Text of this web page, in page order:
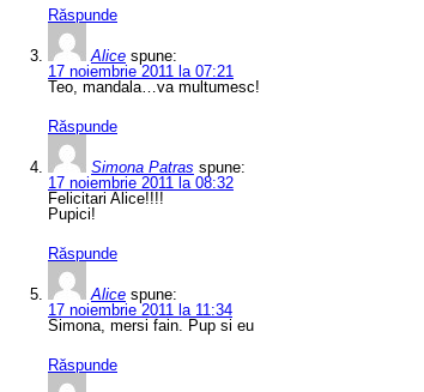
Răspunde
Alice spune:
17 noiembrie 2011 la 07:21
Teo, mandala…va multumesc!
Răspunde
Simona Patras spune:
17 noiembrie 2011 la 08:32
Felicitari Alice!!!!
Pupici!
Răspunde
Alice spune:
17 noiembrie 2011 la 11:34
Simona, mersi fain. Pup si eu
Răspunde